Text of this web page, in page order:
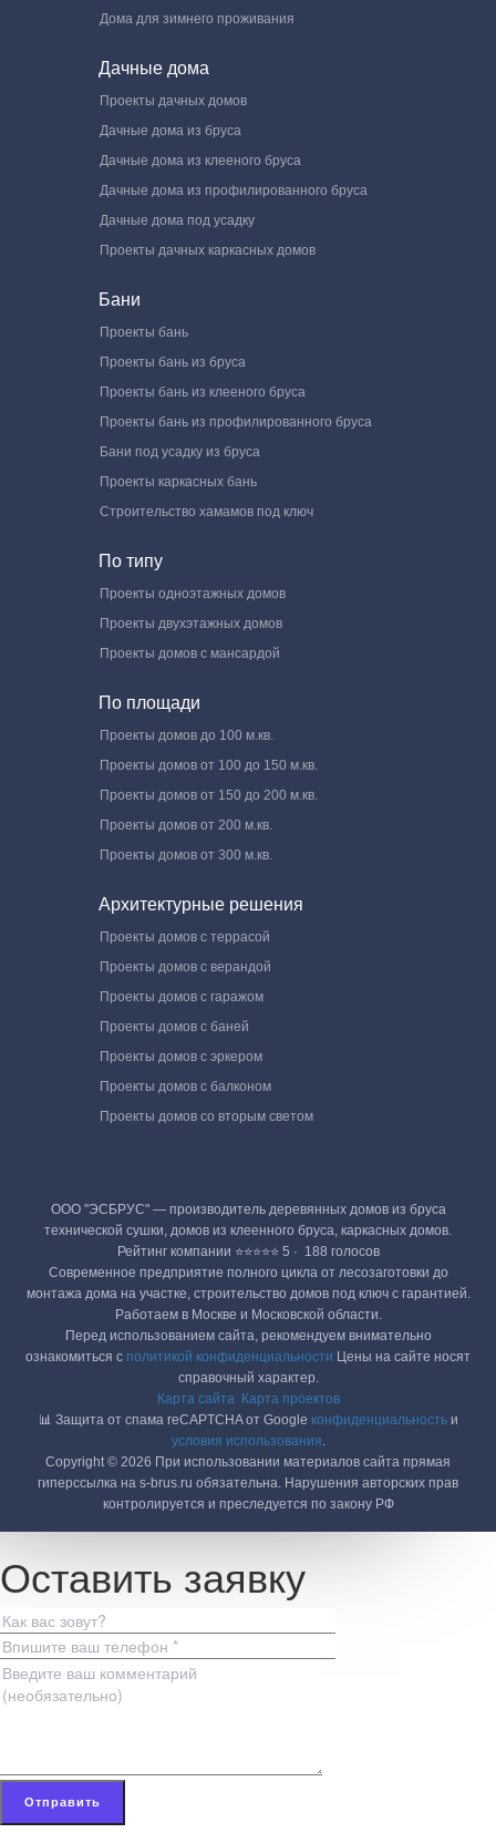
Дома для зимнего проживания
Дачные дома
Проекты дачных домов
Дачные дома из бруса
Дачные дома из клееного бруса
Дачные дома из профилированного бруса
Дачные дома под усадку
Проекты дачных каркасных домов
Бани
Проекты бань
Проекты бань из бруса
Проекты бань из клееного бруса
Проекты бань из профилированного бруса
Бани под усадку из бруса
Проекты каркасных бань
Строительство хамамов под ключ
По типу
Проекты одноэтажных домов
Проекты двухэтажных домов
Проекты домов с мансардой
По площади
Проекты домов до 100 м.кв.
Проекты домов от 100 до 150 м.кв.
Проекты домов от 150 до 200 м.кв.
Проекты домов от 200 м.кв.
Проекты домов от 300 м.кв.
Архитектурные решения
Проекты домов с террасой
Проекты домов с верандой
Проекты домов с гаражом
Проекты домов с баней
Проекты домов с эркером
Проекты домов с балконом
Проекты домов со вторым светом
ООО "ЭСБРУС" — производитель деревянных домов из бруса
технической сушки, домов из клеенного бруса, каркасных домов.
Рейтинг компании ⭐⭐⭐⭐⭐ 5 · ‎ 188 голосов
Современное предприятие полного цикла от лесозаготовки до
монтажа дома на участке, строительство домов под ключ с гарантией.
Работаем в Москве и Московской области.
Перед использованием сайта, рекомендуем внимательно
ознакомиться с политикой конфиденциальности Цены на сайте носят
справочный характер.
Карта сайта
Карта проектов
📊 Защита от спама reCAPTCHA от Google конфиденциальностьи
условия использования.
Copyright © 2026 При использовании материалов сайта прямая
гиперссылка на s-brus.ru обязательна. Нарушения авторских прав
контролируется и преследуется по закону РФ
Оставить заявку